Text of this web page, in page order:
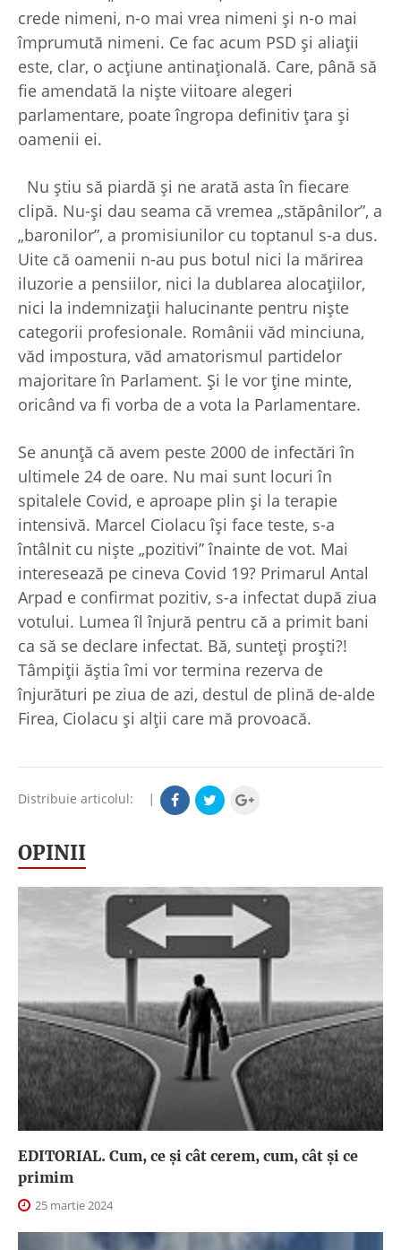
crede nimeni, n-o mai vrea nimeni şi n-o mai
împrumută nimeni. Ce fac acum PSD şi aliaţii
este, clar, o acţiune antinaţională. Care, până să
fie amendată la nişte viitoare alegeri
parlamentare, poate îngropa definitiv ţara şi
oamenii ei.
Nu ştiu să piardă şi ne arată asta în fiecare
clipă. Nu-şi dau seama că vremea „stăpânilor”, a
„baronilor”, a promisiunilor cu toptanul s-a dus.
Uite că oamenii n-au pus botul nici la mărirea
iluzorie a pensiilor, nici la dublarea alocaţiilor,
nici la indemnizaţii halucinante pentru nişte
categorii profesionale. Românii văd minciuna,
văd impostura, văd amatorismul partidelor
majoritare în Parlament. Şi le vor ţine minte,
oricând va fi vorba de a vota la Parlamentare.
Se anunţă că avem peste 2000 de infectări în
ultimele 24 de oare. Nu mai sunt locuri în
spitalele Covid, e aproape plin şi la terapie
intensivă. Marcel Ciolacu îşi face teste, s-a
întâlnit cu nişte „pozitivi” înainte de vot. Mai
interesează pe cineva Covid 19? Primarul Antal
Arpad e confirmat pozitiv, s-a infectat după ziua
votului. Lumea îl înjură pentru că a primit bani
ca să se declare infectat. Bă, sunteţi proşti?!
Tâmpiţii ăştia îmi vor termina rezerva de
înjurături pe ziua de azi, destul de plină de-alde
Firea, Ciolacu şi alţii care mă provoacă.
Distribuie articolul: |
OPINII
EDITORIAL. Cum, ce şi cât cerem, cum, cât şi ce
primim
25 martie 2024